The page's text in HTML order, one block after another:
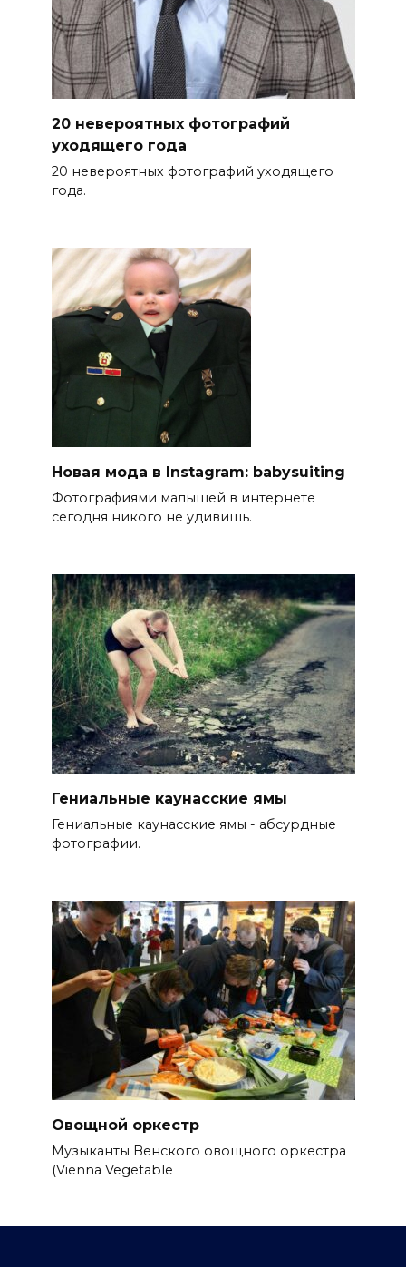
20 невероятных фотографий
уходящего года
20 невероятных фотографий уходящего
года.
Новая мода в Instagram: babysuiting
Фотографиями малышей в интернете
сегодня никого не удивишь.
Гениальные каунасские ямы
Гениальные каунасские ямы - абсурдные
фотографии.
Овощной оркестр
Музыканты Венского овощного оркестра
(Vienna Vegetable